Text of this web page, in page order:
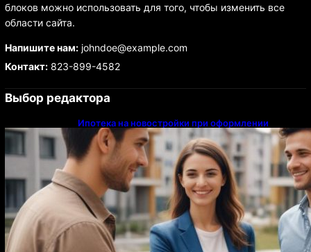
блоков можно использовать для того, чтобы изменить все
области сайта.
Напишите нам:johndoe@example.com
Контакт:823-899-4582
Выбор редактора
Ипотека на новостройки при оформлении
напрямую у застройщика